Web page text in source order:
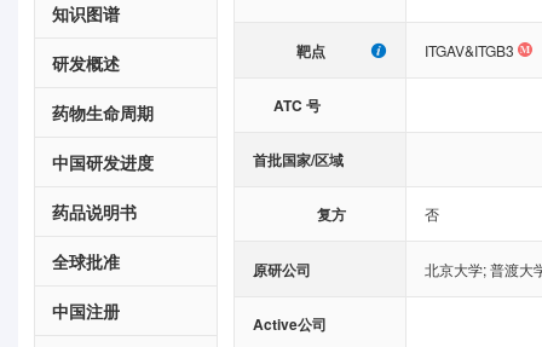
知识图谱
研发概述
药物生命周期
中国研发进度
药品说明书
全球批准
中国注册
靶点 ITGAV&ITGB3
ATC 号
首批国家/区域
复方 否
原研公司 北京大学;普渡大
Active公司